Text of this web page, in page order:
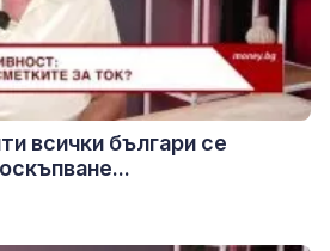
всички българи се